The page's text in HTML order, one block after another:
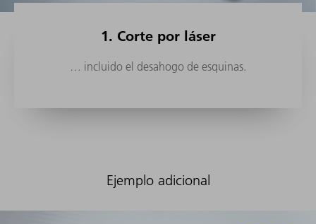
1. Corte por láser
… incluido el desahogo de esquinas.
Ejemplo adicional